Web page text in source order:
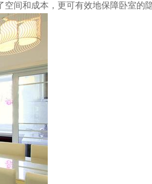
间和成本，更可有效地保障卧室的